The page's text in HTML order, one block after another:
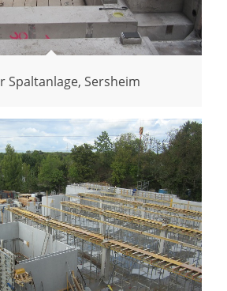
Spaltanlage, Sersheim